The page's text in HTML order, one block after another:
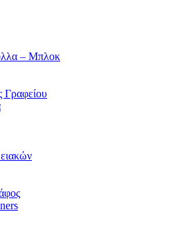
– Μπλοκ
Γραφείου